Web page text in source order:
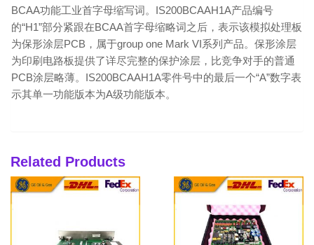
BCAA功能工业首字母缩写词。IS200BCAAH1A产品编号
的“H1”部分紧跟在BCAA首字母缩略词之后，表示该模拟处理板
为保形涂层PCB，属于group one Mark VI系列产品。保形涂层
为印刷电路板提供了详尽完整的保护涂层，比竞争对手的普通
PCB涂层略薄。IS200BCAAH1A零件号中的最后一个“A”数字表
示其单一功能版本为A级功能版本。
Related Products